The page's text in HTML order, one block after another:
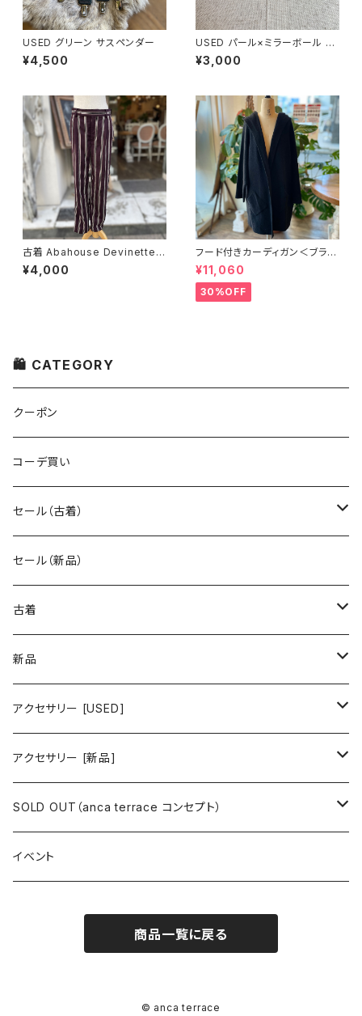
USED グリーン サスペンダー
¥4,500
USED パール×ミラーボール ネ
ックレス
¥3,000
古着 Abahouse Devinette
ダークボルドー ストライプ パン
ツ
¥4,000
フード付きカーディガン＜ブラッ
ク＞ イタリア製
¥11,060
30%OFF
🛍 CATEGORY
クーポン
コーデ買い
セール（古着）
古着 秋冬コレクション
古着 春夏コレクション
セール（新品）
古着
ワンピース/ドレス
ワンピース
ミニワンピース
オールインワン（オーバーオール/サロペット/ロンパース）
トップス
シャツ・ブラウス
ニット
ボトムス
スカート
パンツ
アウター
ジャケット
インナー
ブランドでさがす
新品
ワンピース/ドレス
ワンピース
ミニワンピース
トップス
シャツ・ブラウス
オーバーサイズシャツ
ボトムス
スカート
アウター
タグ（原産国、生産国、仕入国など）でさがす
アクセサリー [USED]
ピアス
イヤリング
イヤーカフ
アクセサリー [新品]
ピアス
イヤリング
ペンダントトップ
SOLD OUT（anca terrace コンセプト）
コーデ買い
イベント
商品一覧に戻る
© anca terrace